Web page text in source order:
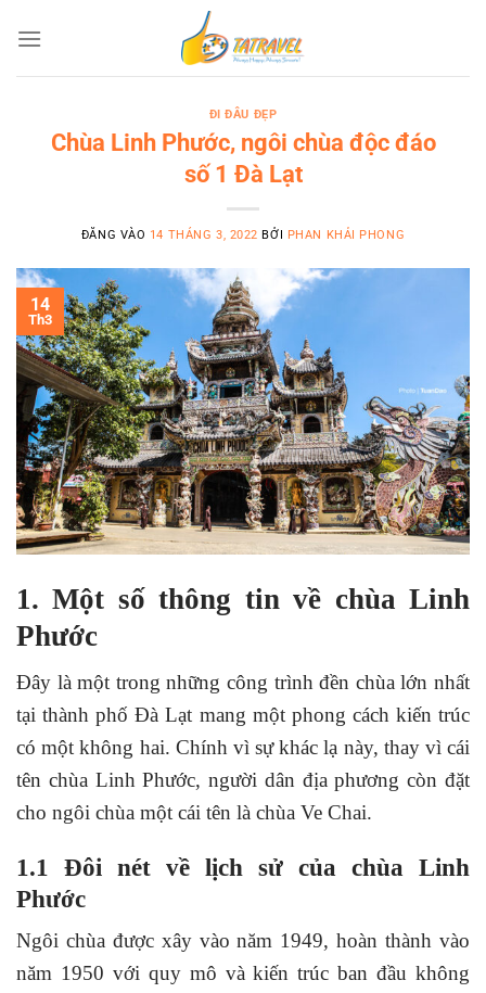
qua
ĐI ĐÂU ĐẸP
Chùa Linh Phước, ngôi chùa độc đáo
số 1 Đà Lạt
ĐĂNG VÀO 14 THÁNG 3, 2022 BỞI PHAN KHẢI PHONG
14
Th3
1. Một số thông tin về chùa Linh
Phước
Đây là một trong những công trình đền chùa lớn nhất
tại thành phố Đà Lạt mang một phong cách kiến trúc
có một không hai. Chính vì sự khác lạ này, thay vì cái
tên chùa Linh Phước, người dân địa phương còn đặt
cho ngôi chùa một cái tên là chùa Ve Chai.
1.1 Đôi nét về lịch sử của chùa Linh
Phước
Ngôi chùa được xây vào năm 1949, hoàn thành vào
năm 1950 với quy mô và kiến trúc ban đầu không